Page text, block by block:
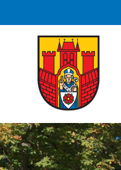
content
main
footer